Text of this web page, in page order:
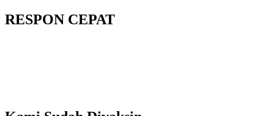
RESPON CEPAT